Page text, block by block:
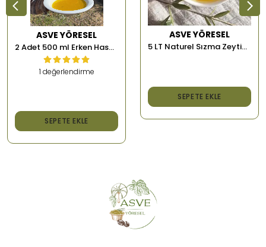
ASVE YÖRESEL
2 Adet 500 ml Erken Hasat Memecik Soğuk Sıkım Zeytinyağı
1 değerlendirme
SEPETE EKLE
ASVE YÖRESEL
5 LT Naturel Sızma Zeytinyağı
SEPETE EKLE